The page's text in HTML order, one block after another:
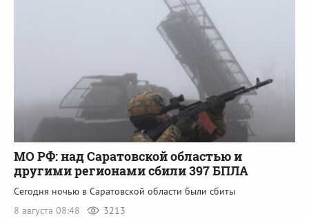
МО РФ: над Саратовской областью и
другими регионами сбили 397 БПЛА
Сегодня ночью в Саратовской области были сбиты
8 августа 08:48
3213